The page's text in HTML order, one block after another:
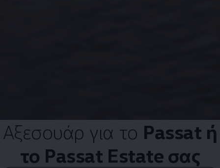
Αξεσουάρ για το Passat ή
το Passat Estate σας